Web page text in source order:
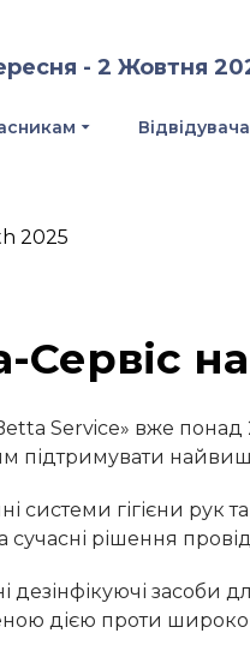
- 2 Жовтня
Сервіс
Service» вже понад
підтримувати
системи гігієни рук
сучасні рішення
дезінфікуючі засоби
дією проти